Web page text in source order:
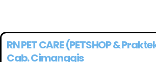
RN PET CARE (PETSHOP &
Cab. Cimanggis